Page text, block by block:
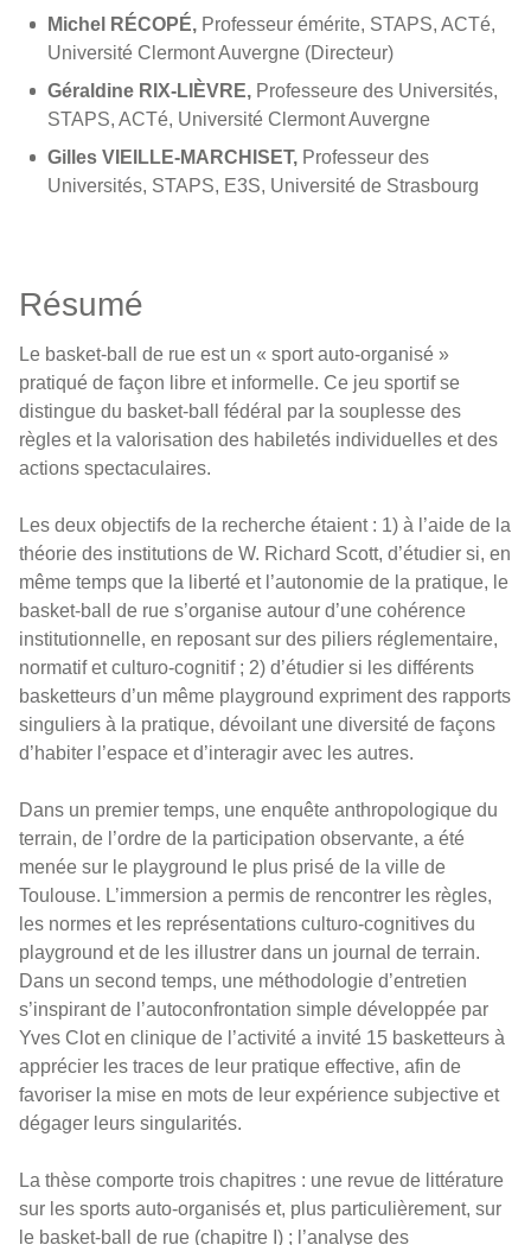
Michel RÉCOPÉ, Professeur émérite, STAPS, ACTé,
Université Clermont Auvergne (Directeur)
Géraldine RIX-LIÈVRE, Professeure des Universités,
STAPS, ACTé, Université Clermont Auvergne
Gilles VIEILLE-MARCHISET, Professeur des
Universités, STAPS, E3S, Université de Strasbourg
Résumé
Le basket-ball de rue est un « sport auto-organisé »
pratiqué de façon libre et informelle. Ce jeu sportif se
distingue du basket-ball fédéral par la souplesse des
règles et la valorisation des habiletés individuelles et des
actions spectaculaires.
Les deux objectifs de la recherche étaient : 1) à l’aide de la
théorie des institutions de W. Richard Scott, d’étudier si, en
même temps que la liberté et l’autonomie de la pratique, le
basket-ball de rue s’organise autour d’une cohérence
institutionnelle, en reposant sur des piliers réglementaire,
normatif et culturo-cognitif ; 2) d’étudier si les différents
basketteurs d’un même playground expriment des rapports
singuliers à la pratique, dévoilant une diversité de façons
d’habiter l’espace et d’interagir avec les autres.
Dans un premier temps, une enquête anthropologique du
terrain, de l’ordre de la participation observante, a été
menée sur le playground le plus prisé de la ville de
Toulouse. L’immersion a permis de rencontrer les règles,
les normes et les représentations culturo-cognitives du
playground et de les illustrer dans un journal de terrain.
Dans un second temps, une méthodologie d’entretien
s’inspirant de l’autoconfrontation simple développée par
Yves Clot en clinique de l’activité a invité 15 basketteurs à
apprécier les traces de leur pratique effective, afin de
favoriser la mise en mots de leur expérience subjective et
dégager leurs singularités.
La thèse comporte trois chapitres : une revue de littérature
sur les sports auto-organisés et, plus particulièrement, sur
le basket-ball de rue (chapitre I) ; l’analyse des